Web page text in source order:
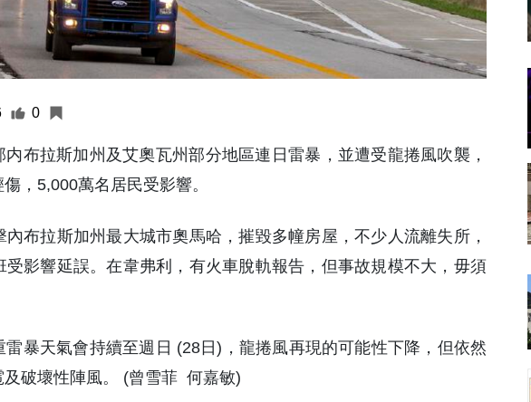
0
布拉斯加州及艾奧瓦州部分地區連日雷暴，並遭受龍捲風吹襲，
，5,000萬名居民受影響。
布拉斯加州最大城市奧馬哈，摧毀多幢房屋，不少人流離失所，
影響延誤。在韋弗利，有火車脫軌報告，但事故規模不大，毋須
暴天氣會持續至週日 (28日)，龍捲風再現的可能性下降，但依然
破壞性陣風。 (曾雪菲 何嘉敏)